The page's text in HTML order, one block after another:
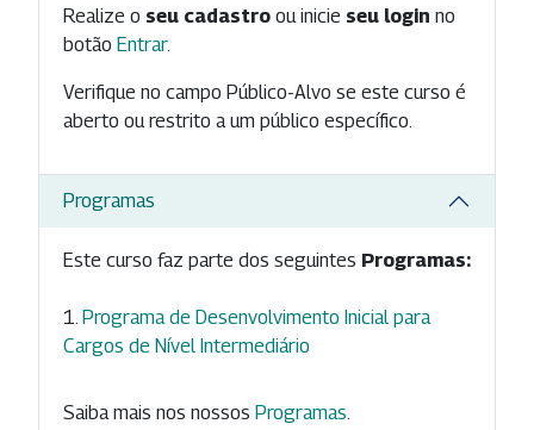
Realize o seu cadastro ou inicie seu login no
botão Entrar.
Verifique no campo Público-Alvo se este curso é
aberto ou restrito a um público específico.
Programas
Este curso faz parte dos seguintes Programas:
Programa de Desenvolvimento Inicial para
Cargos de Nível Intermediário
Saiba mais nos nossos Programas.